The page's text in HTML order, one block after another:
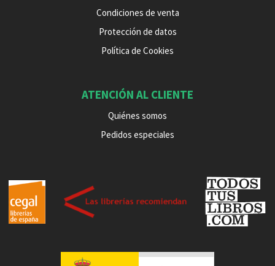
Condiciones de venta
Protección de datos
Política de Cookies
ATENCIÓN AL CLIENTE
Quiénes somos
Pedidos especiales